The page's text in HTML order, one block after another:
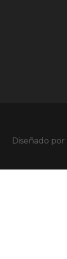
Diseñado por